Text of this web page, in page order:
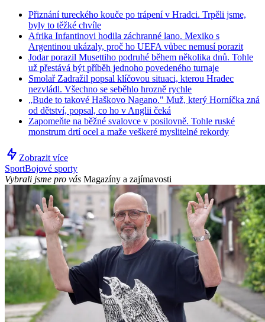
Přiznání tureckého kouče po trápení v Hradci. Trpěli jsme,
byly to těžké chvíle
Afrika Infantinovi hodila záchranné lano. Mexiko s
Argentinou ukázaly, proč ho UEFA vůbec nemusí porazit
Jodar porazil Musettiho podruhé během několika dnů. Tohle
už přestává být příběh jednoho povedeného turnaje
Smolař Zadražil popsal klíčovou situaci, kterou Hradec
nezvládl. Všechno se seběhlo hrozně rychle
„Bude to takové Haškovo Nagano." Muž, který Horníčka zná
od dětství, popsal, co ho v Anglii čeká
Zapomeňte na běžné svalovce v posilovně. Tohle ruské
monstrum drtí ocel a maže veškeré myslitelné rekordy
Zobrazit více
SportBojové sporty
Vybrali jsme pro vás Magazíny a zajímavosti